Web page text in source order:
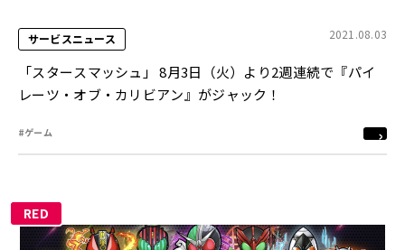
サービスニュース 2021.08.03
「スタースマッシュ」 8月3日（火）より2週連続で『パイ
レーツ・オブ・カリビアン』がジャック！
#ゲーム
RED